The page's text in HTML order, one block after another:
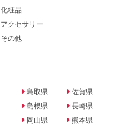
化粧品
アクセサリー
その他
鳥取県
島根県
岡山県
佐賀県
長崎県
熊本県